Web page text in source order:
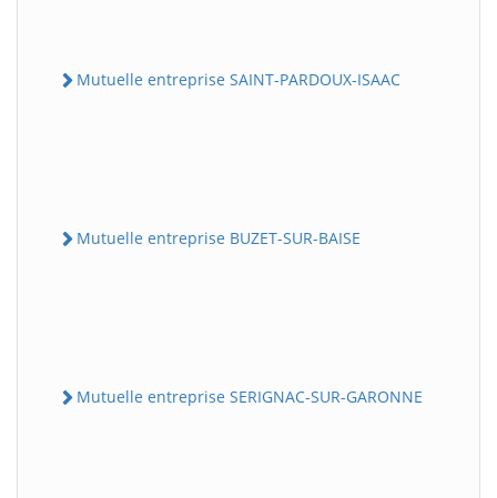
Mutuelle entreprise SAINT-PARDOUX-ISAAC
Mutuelle entreprise BUZET-SUR-BAISE
Mutuelle entreprise SERIGNAC-SUR-GARONNE